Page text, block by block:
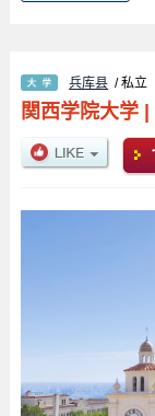
兵库县 / 私立
関西学院大学|